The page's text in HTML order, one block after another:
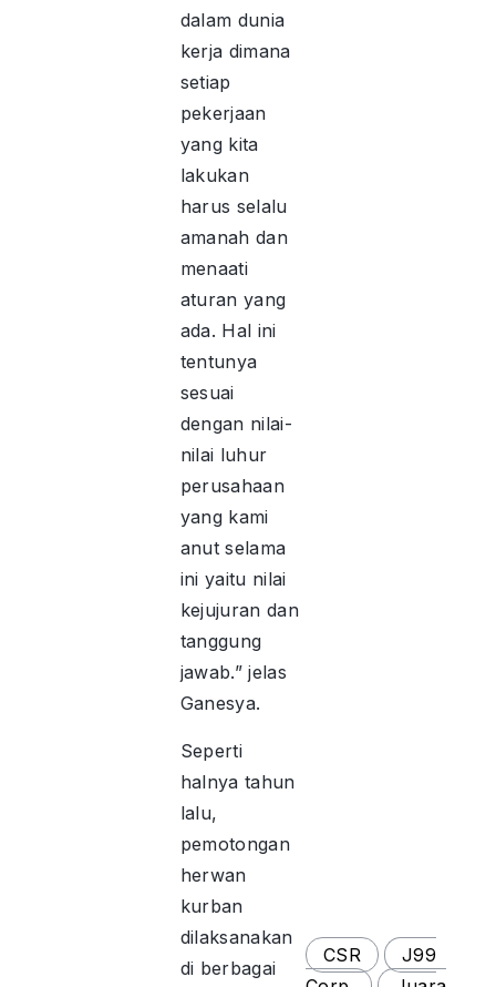
dalam dunia
kerja dimana
setiap
pekerjaan
yang kita
lakukan
harus selalu
amanah dan
menaati
aturan yang
ada. Hal ini
tentunya
sesuai
dengan nilai-
nilai luhur
perusahaan
yang kami
anut selama
ini yaitu nilai
kejujuran dan
tanggung
jawab.” jelas
Ganesya.
Seperti
halnya tahun
lalu,
pemotongan
herwan
kurban
dilaksanakan
di berbagai
CSR
J99